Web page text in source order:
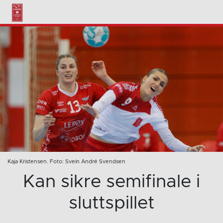
Kaja Kristensen. Foto: Svein André Svendsen
Kan sikre semifinale i
sluttspillet